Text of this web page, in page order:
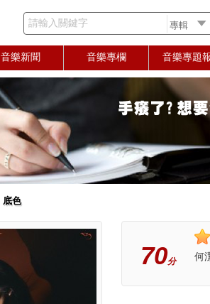
請輸入關鍵字
音樂新聞 音樂專欄 音樂專題
底色
70分 何